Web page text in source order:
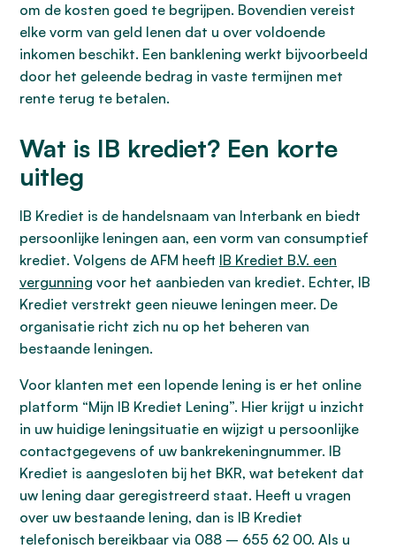
om de kosten goed te begrijpen. Bovendien vereist
elke vorm van geld lenen dat u over voldoende
inkomen beschikt. Een banklening werkt bijvoorbeeld
door het geleende bedrag in vaste termijnen met
rente terug te betalen.
Wat is IB krediet? Een korte
uitleg
IB Krediet is de handelsnaam van Interbank en biedt
persoonlijke leningen aan, een vorm van consumptief
krediet. Volgens de AFM heeft IB Krediet B.V. een
vergunning voor het aanbieden van krediet. Echter, IB
Krediet verstrekt geen nieuwe leningen meer. De
organisatie richt zich nu op het beheren van
bestaande leningen.
Voor klanten met een lopende lening is er het online
platform “Mijn IB Krediet Lening”. Hier krijgt u inzicht
in uw huidige leningsituatie en wijzigt u persoonlijke
contactgegevens of uw bankrekeningnummer. IB
Krediet is aangesloten bij het BKR, wat betekent dat
uw lening daar geregistreerd staat. Heeft u vragen
over uw bestaande lening, dan is IB Krediet
telefonisch bereikbaar via 088 – 655 62 00. Als u